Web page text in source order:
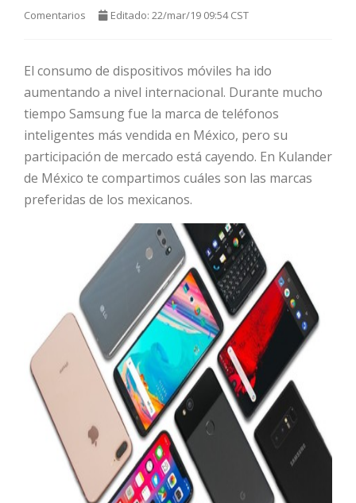
HOT
HOT
HOT
Comentarios
Editado: 22/mar/19 09:54 CST
El consumo de dispositivos móviles ha ido
aumentando a nivel internacional. Durante mucho
tiempo Samsung fue la marca de teléfonos
inteligentes más vendida en México, pero su
participación de mercado está cayendo. En Kulander
de México te compartimos cuáles son las marcas
preferidas de los mexicanos.